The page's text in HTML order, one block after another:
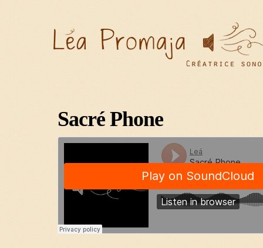
© 2012 admin. All rights reserved.
Sacré Phone